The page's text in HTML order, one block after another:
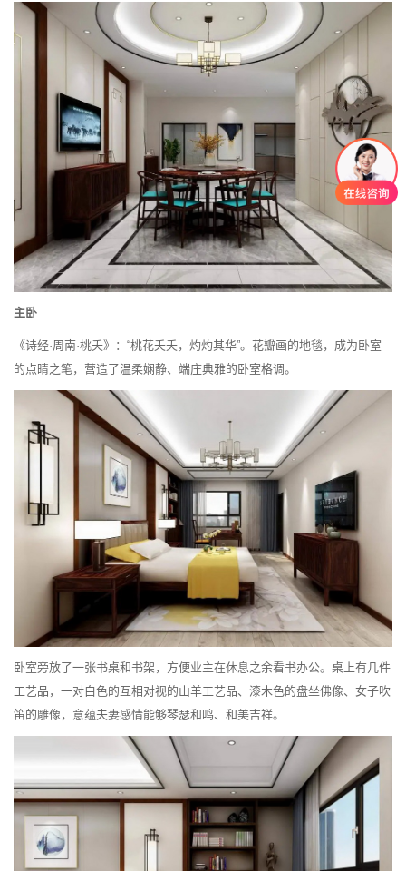
主卧
《诗经·周南·桃夭》：“桃花夭夭，灼灼其华”。花瓣画的地毯，成为卧室
的点睛之笔，营造了温柔娴静、端庄典雅的卧室格调。
卧室旁放了一张书桌和书架，方便业主在休息之余看书办公。桌上有几件
工艺品，一对白色的互相对视的山羊工艺品、漆木色的盘坐佛像、女子吹
笛的雕像，意蕴夫妻感情能够琴瑟和鸣、和美吉祥。